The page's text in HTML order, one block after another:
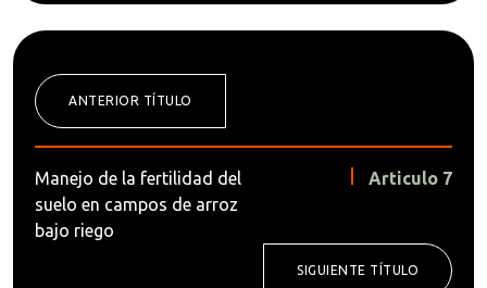
ANTERIOR TÍTULO
Manejo de la fertilidad del
suelo en campos de arroz
bajo riego
Articulo 7
SIGUIENTE TÍTULO